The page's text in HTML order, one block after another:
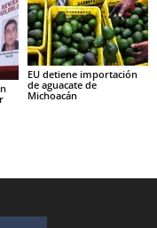
EU detiene importación
de aguacate de
Michoacán